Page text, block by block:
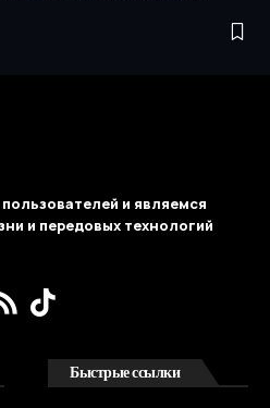
и являемся
и передовых технологий
Быстрые ссылки